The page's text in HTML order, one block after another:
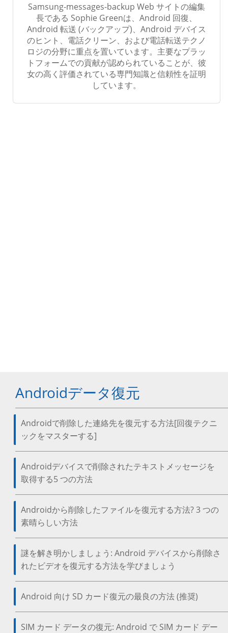
Androidデータ復元
Androidで削除した連絡先を復元する方法[回復テクニ
ックをマスターする]
Androidデバイスで削除されたテキストメッセージを
取得する5 つの方法
Androidから削除したファイルを復元する方法? 3 つの
素晴らしい方法
謎を解き明かしましょう: Android デバイスから削除さ
れたビデオを復元する方法を学びましょう
Android 向け SD カード復元の最良の方法 (推奨)
SIM カード データの復元: Android で SIM カード デー
Samsung-messages-backup Web サイトの編集
長である Sophie Greenは、Android 回復、
Android 転送 (バックアップ)、Android デバイス
のヒント、電話クリーン、および電話転送テクノ
ロジの分野に重点を置いています。主要なプラッ
トフォームでの貢献が認められていることが、彼
女の高く評価されている専門知識と信頼性を証明
しています。